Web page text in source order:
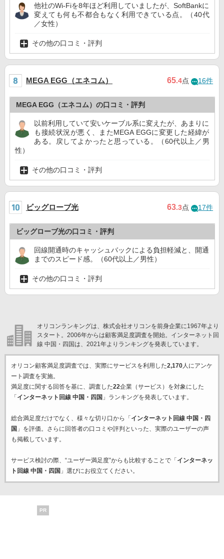
他社のWi-Fiを8年ほど利用していましたが、SoftBankに
変えても何も不都合もなく利用できている点。（40代
／女性）
その他の口コミ・評判
MEGA EGG（エネコム） 65.4点 16件
MEGA EGG（エネコム）の口コミ・評判
以前利用していて安いケーブル系に変えたが、あまりに
も接続状況が悪く、またMEGA EGGに変更した経緯が
ある。戻してよかったと思っている。（60代以上／男
性）
その他の口コミ・評判
ビッグローブ光 63.3点 17件
ビッグローブ光の口コミ・評判
回線開通時のキャッシュバックによる負担軽減と、開通
までのスピード感。（60代以上／男性）
その他の口コミ・評判
オリコンランキングは、株式会社オリコンを前身企業に1967年より
スタート。2006年からは顧客満足度調査を開始。インターネット回
線 中国・四国は、2021年よりランキングを発表しています。
オリコン顧客満足度調査では、実際にサービスを利用した2,170人にアンケ
ート調査を実施。
満足度に関する回答を基に、調査した22企業（サービス）を対象にした
「 インターネット回線 中国・四国 」ランキングを発表しています。
総合満足度だけでなく、様々な切り口から「 インターネット回線 中国・四
国 」を評価。さらに回答者の口コミや評判といった、実際のユーザーの声
も掲載しています。
サービス検討の際、“ユーザー満足度”からも比較することで「 インターネッ
ト回線 中国・四国 」選びにお役立てください。
PR